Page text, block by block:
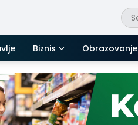
Biznis Obrazovanje